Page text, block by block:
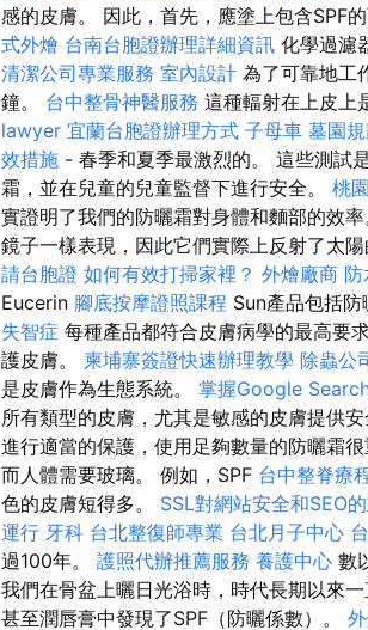
感的皮膚。 因此，首先，應塗上包含SPF
式外燴 台南台胞證辦理詳細資訊 化學過濾
清潔公司專業服務 室內設計 為了可靠地工
鐘。 台中整骨神醫服務 這種輻射在上皮上
lawyer 宜蘭台胞證辦理方式 子母車 墓園
效措施 - 春季和夏季最激烈的。 這些測試
霜，並在兒童的兒童監督下進行安全。 桃
實證明了我們的防曬霜對身體和麵部的效率
鏡子一樣表現，因此它們實際上反射了太陽
請台胞證 如何有效打掃家裡？ 外燴廠商 防
Eucerin 腳底按摩證照課程 Sun產品包括
失智症 每種產品都符合皮膚病學的最高要
護皮膚。 柬埔寨簽證快速辦理教學 除蟲公
是皮膚作為生態系統。 掌握Google
所有類型的皮膚，尤其是敏感的皮膚提供安
進行適當的保護，使用足夠數量的防曬霜很
而人體需要玻璃。 例如，SPF 台中整脊療
色的皮膚短得多。 SSL對網站安全和SEO
運行 牙科 台北整復師專業 台北月子中心
過100年。 護照代辦推薦服務 養護中心 數
我們在骨盆上曬日光浴時，時代長期以來一
甚至潤唇膏中發現了SPF（防曬係數）。